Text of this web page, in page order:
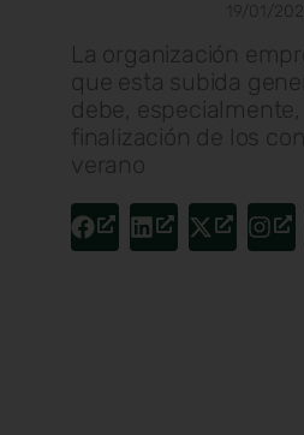
19/01/
La organización
que esta subida
debe, especialmente,
finalización de los
verano